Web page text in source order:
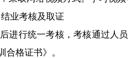
业考核及取证
进行统一考核，考核通过人
合格证书》。